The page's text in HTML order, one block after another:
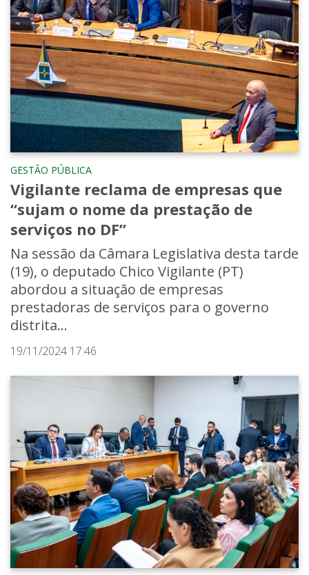
GESTÃO PÚBLICA
Vigilante reclama de empresas que
“sujam o nome da prestação de
serviços no DF”
Na sessão da Câmara Legislativa desta tarde
(19), o deputado Chico Vigilante (PT)
abordou a situação de empresas
prestadoras de serviços para o governo
distrita...
19/11/2024 17:46